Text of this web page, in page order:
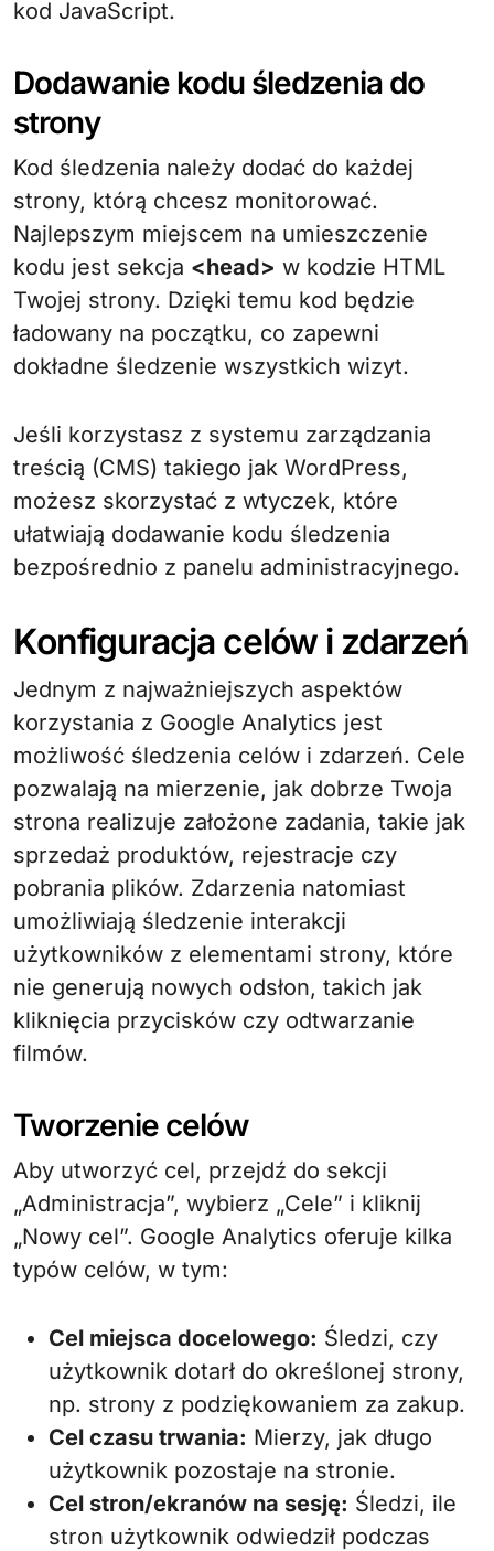
kod JavaScript.
Dodawanie kodu śledzenia do
strony
Kod śledzenia należy dodać do każdej
strony, którą chcesz monitorować.
Najlepszym miejscem na umieszczenie
kodu jest sekcja <head> w kodzie HTML
Twojej strony. Dzięki temu kod będzie
ładowany na początku, co zapewni
dokładne śledzenie wszystkich wizyt.
Jeśli korzystasz z systemu zarządzania
treścią (CMS) takiego jak WordPress,
możesz skorzystać z wtyczek, które
ułatwiają dodawanie kodu śledzenia
bezpośrednio z panelu administracyjnego.
Konfiguracja celów i zdarzeń
Jednym z najważniejszych aspektów
korzystania z Google Analytics jest
możliwość śledzenia celów i zdarzeń. Cele
pozwalają na mierzenie, jak dobrze Twoja
strona realizuje założone zadania, takie jak
sprzedaż produktów, rejestracje czy
pobrania plików. Zdarzenia natomiast
umożliwiają śledzenie interakcji
użytkowników z elementami strony, które
nie generują nowych odsłon, takich jak
kliknięcia przycisków czy odtwarzanie
filmów.
Tworzenie celów
Aby utworzyć cel, przejdź do sekcji
„Administracja”, wybierz „Cele” i kliknij
„Nowy cel”. Google Analytics oferuje kilka
typów celów, w tym:
Cel miejsca docelowego: Śledzi, czy
użytkownik dotarł do określonej strony,
np. strony z podziękowaniem za zakup.
Cel czasu trwania: Mierzy, jak długo
użytkownik pozostaje na stronie.
Cel stron/ekranów na sesję: Śledzi, ile
stron użytkownik odwiedził podczas